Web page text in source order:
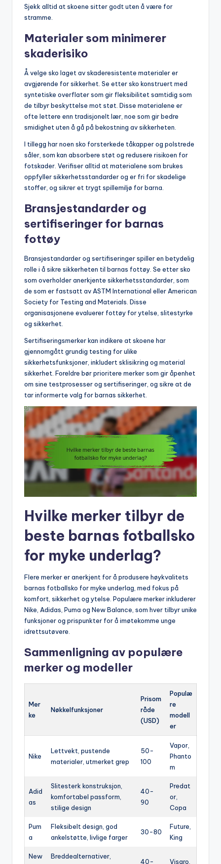
Sjekk alltid at skoene sitter godt uten å være for
stramme.
Materialer som minimerer
skaderisiko
Å velge sko laget av skaderesistente materialer er
avgjørende for sikkerhet. Se etter sko konstruert med
syntetiske overflater som gir fleksibilitet samtidig som
de tilbyr beskyttelse mot støt. Disse materialene er
ofte lettere enn tradisjonelt lær, noe som gir bedre
smidighet uten å gå på bekostning av sikkerheten.
I tillegg har noen sko forsterkede tåkapper og polstrede
såler, som kan absorbere støt og redusere risikoen for
fotskader. Verifiser alltid at materialene som brukes
oppfyller sikkerhetsstandarder og er fri for skadelige
stoffer, og sikrer et trygt spillemiljø for barna.
Bransjestandarder og
sertifiseringer for barnas
fottøy
Bransjestandarder og sertifiseringer spiller en betydelig
rolle i å sikre sikkerheten til barnas fottøy. Se etter sko
som overholder anerkjente sikkerhetsstandarder, som
de som er fastsatt av ASTM International eller American
Society for Testing and Materials. Disse
organisasjonene evaluerer fottøy for ytelse, slitestyrke
og sikkerhet.
Sertifiseringsmerker kan indikere at skoene har
gjennomgått grundig testing for ulike
sikkerhetsfunksjoner, inkludert sklisikring og material
sikkerhet. Foreldre bør prioritere merker som gir åpenhet
om sine testprosesser og sertifiseringer, og sikre at de
tar informerte valg for barnas sikkerhet.
Hvilke merker tilbyr de
beste barnas fotballsko
for myke underlag?
Flere merker er anerkjent for å produsere høykvalitets
barnas fotballsko for myke underlag, med fokus på
komfort, sikkerhet og ytelse. Populære merker inkluderer
Nike, Adidas, Puma og New Balance, som hver tilbyr unike
funksjoner og prispunkter for å imøtekomme unge
idrettsutøvere.
Sammenligning av populære
merker og modeller
Mer
ke
Nøkkelfunksjoner
Prisom
råde
(USD)
Populæ
re
modell
er
Nike
Lettvekt, pustende
materialer, utmerket grep
50-
100
Vapor,
Phanto
m
Adid
as
Slitesterk konstruksjon,
komfortabel passform,
stilige design
40-
90
Predat
or,
Copa
Pum
a
Fleksibelt design, god
ankelstøtte, livlige farger
30-80
Future,
King
New
Breddealternativer,
40- Visaro,